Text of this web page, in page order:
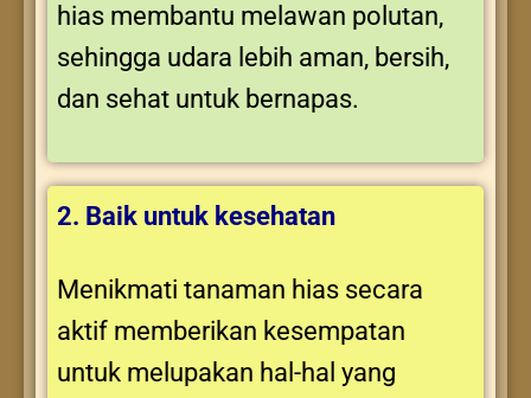
hias membantu melawan polutan,
sehingga udara lebih aman, bersih,
dan sehat untuk bernapas.
2. Baik untuk kesehatan
Menikmati tanaman hias secara
aktif memberikan kesempatan
untuk melupakan hal-hal yang